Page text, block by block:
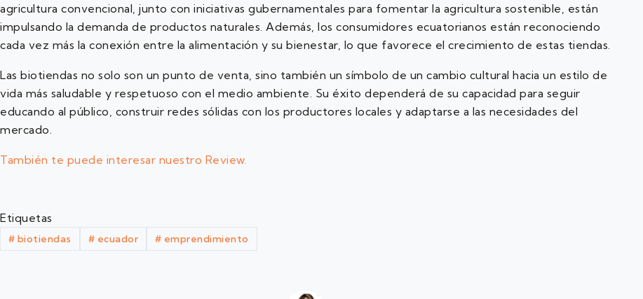
agricultura convencional, junto con iniciativas gubernamentales para fomentar la agricultura sostenible, están
impulsando la demanda de productos naturales. Además, los consumidores ecuatorianos están reconociendo
cada vez más la conexión entre la alimentación y su bienestar, lo que favorece el crecimiento de estas tiendas.
Las biotiendas no solo son un punto de venta, sino también un símbolo de un cambio cultural hacia un estilo de
vida más saludable y respetuoso con el medio ambiente. Su éxito dependerá de su capacidad para seguir
educando al público, construir redes sólidas con los productores locales y adaptarse a las necesidades del
mercado.
También te puede interesar nuestro Review.
Etiquetas
# biotiendas # ecuador # emprendimiento